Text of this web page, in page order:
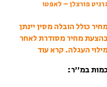
גרניט פורצלן – לאפטו
כולל הובלה מסין יינתן
מחיר מסודרת לאחר
העגלה. קרא עוד
במ”ר: